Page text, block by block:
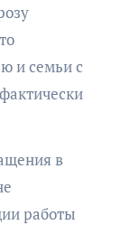
и семьи с
в
работы